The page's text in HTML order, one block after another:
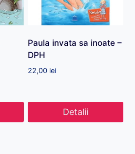
Paula invata sa inoate –
DPH
22,00 lei
Detalii